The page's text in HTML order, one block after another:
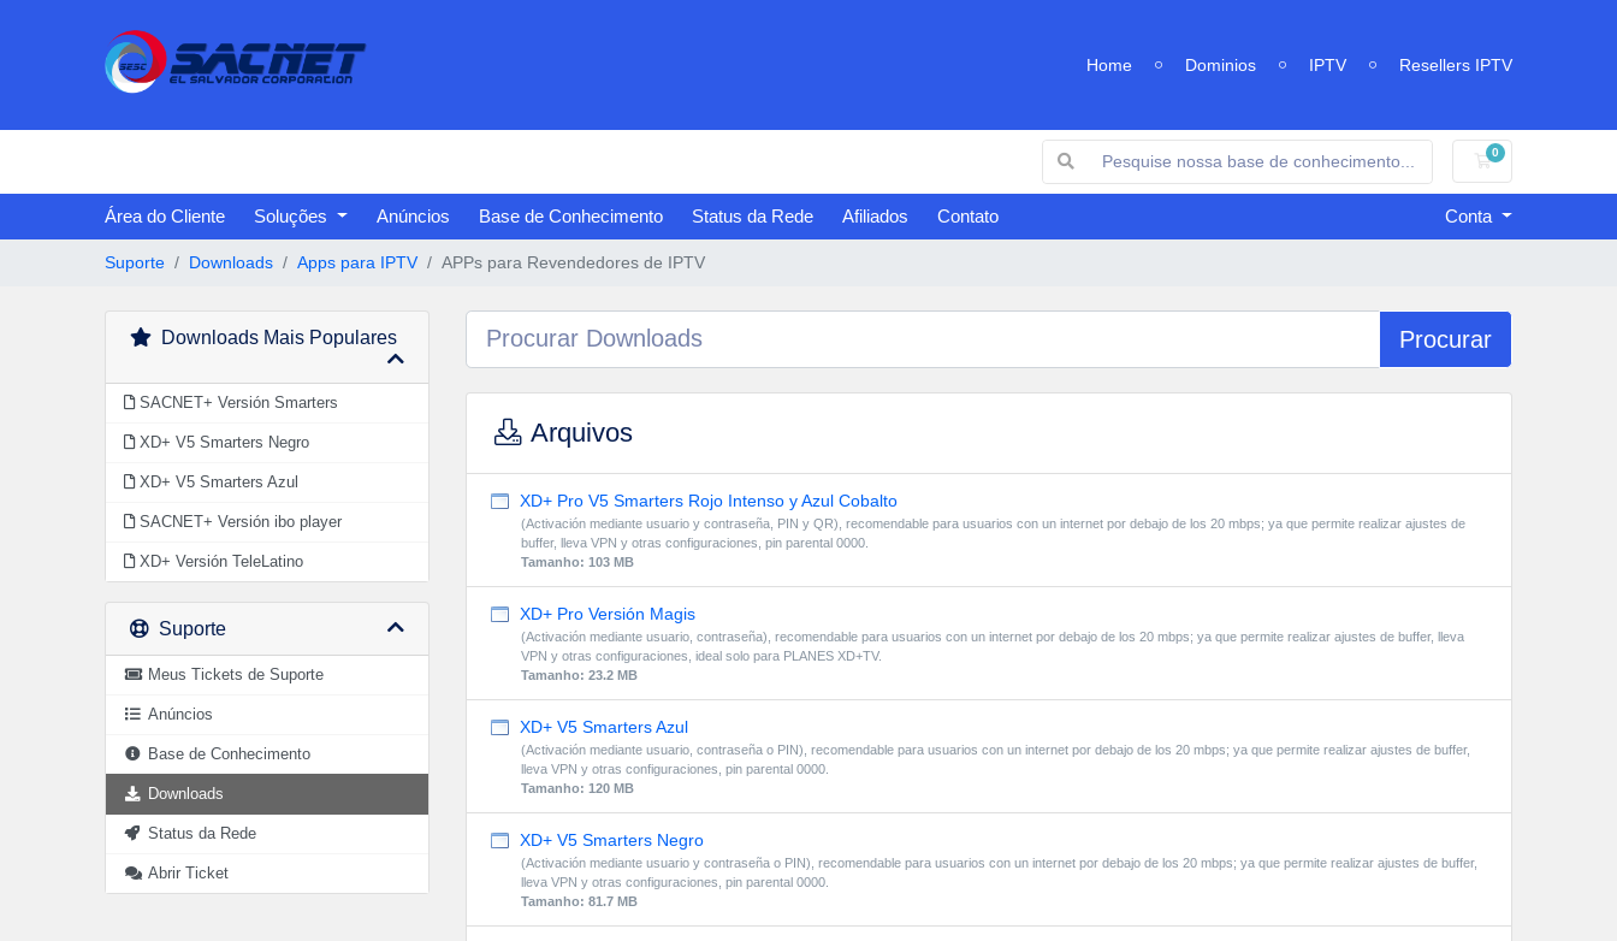
Home Dominios IPTV Resellers IPTV
0
Carrinho de
Área do Cliente Soluções Anúncios Base de Conhecimento Status da Rede Afiliados Contato Conta
Suporte Downloads Apps para IPTV APPs para Revendedores de IPTV
Downloads Mais Populares
SACNET+ Versión Smarters
XD+ V5 Smarters Negro
XD+ V5 Smarters Azul
SACNET+ Versión ibo player
XD+ Versión TeleLatino
Suporte
Meus Tickets de Suporte
Anúncios
Base de Conhecimento
Downloads
Status da Rede
Abrir Ticket
Procurar
Arquivos
XD+ Pro V5 Smarters Rojo Intenso y Azul Cobalto
(Activación mediante usuario y contraseña, PIN y QR), recomendable para usuarios con un internet por debajo de los 20 mbps; ya que permite realizar ajustes de
buffer, lleva VPN y otras configuraciones, pin parental 0000.
Tamanho: 103 MB
XD+ Pro Versión Magis
(Activación mediante usuario, contraseña), recomendable para usuarios con un internet por debajo de los 20 mbps; ya que permite realizar ajustes de buffer, lleva
VPN y otras configuraciones, ideal solo para PLANES XD+TV.
Tamanho: 23.2 MB
XD+ V5 Smarters Azul
(Activación mediante usuario, contraseña o PIN), recomendable para usuarios con un internet por debajo de los 20 mbps; ya que permite realizar ajustes de buffer,
lleva VPN y otras configuraciones, pin parental 0000.
Tamanho: 120 MB
XD+ V5 Smarters Negro
(Activación mediante usuario y contraseña o PIN), recomendable para usuarios con un internet por debajo de los 20 mbps; ya que permite realizar ajustes de buffer,
lleva VPN y otras configuraciones, pin parental 0000.
Tamanho: 81.7 MB